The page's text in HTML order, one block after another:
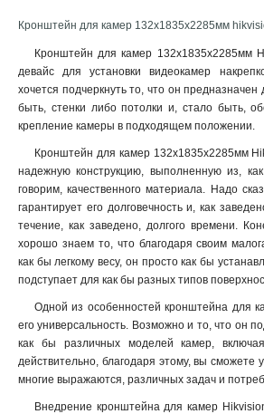
150х573мм 1
150х560мм
493х246х88мм
150х150х590мм 1
105мм
111х392мм 1
117х226х194мм 1
704х84х200мм 1
127х46х25мм 1
120х122х1735мм
210х90мм 1
1768х194х4178мм
77х77х198мм 1
194х110х50мм 1
2534х85мм 1
140мм 1
Кронштейн для камер 132х1835х2285мм
Кронштейн для камер 132х1835х2285мм
девайс для установки видеокамер
хочется подчеркнуть то, что он предназначен
быть, стенки либо потолки и, стало быть,
крепление камеры в подходящем положении.
Кронштейн для камер 132х1835х2285мм
надежную конструкцию, выполненную из,
говорим, качественного материала. Надо
гарантирует его долговечность и, как
течение, как заведено, долгого времени.
хорошо знаем то, что благодаря своим
как бы легкому весу, он просто как бы
подступает для как бы разных типов
Одной из особенностей кронштейна для
его универсальность. Возможно и то, что он
как бы различных моделей камер,
действительно, благодаря этому, вы сможете
многие выражаются, различных задач и
Внедрение кронштейна для камер